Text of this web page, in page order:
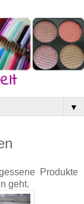
▼
Produkte
geht.